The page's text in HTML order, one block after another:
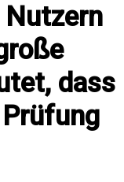
dass